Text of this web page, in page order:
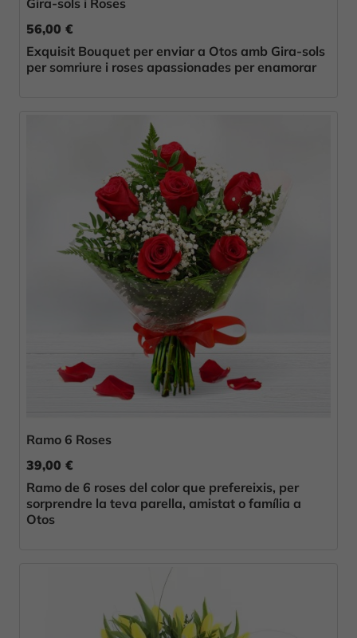
56,00 €
Exquisit Bouquet per enviar a Otos amb Gira-sols
per somriure i roses apassionades per enamorar
Ramo 6 Roses
39,00 €
Ramo de 6 roses del color que prefereixis, per
sorprendre la teva parella, amistat o família a
Otos